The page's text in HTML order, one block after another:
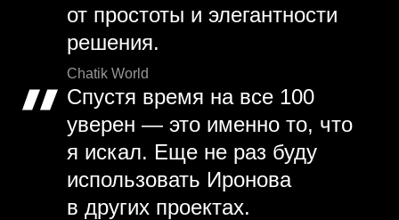
от простоты и элегантности
решения.
Chatik World
Спустя время на все 100
уверен — это именно то, что
я искал. Еще не раз буду
использовать Иронова
в других проектах.